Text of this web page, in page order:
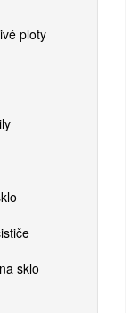
ploty
sklo